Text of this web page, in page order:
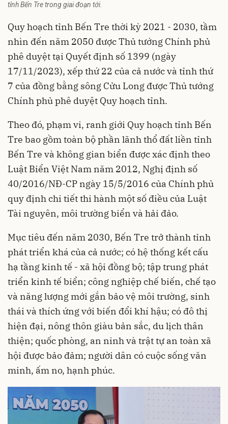
tỉnh Bến Tre trong giai đoạn tới.
Quy hoạch tỉnh Bến Tre thời kỳ 2021 - 2030, tầm
nhìn đến năm 2050 được Thủ tướng Chính phủ
phê duyệt tại Quyết định số 1399 (ngày
17/11/2023), xếp thứ 22 của cả nước và tỉnh thứ
7 của đồng bằng sông Cửu Long được Thủ tướng
Chính phủ phê duyệt Quy hoạch tỉnh.
Theo đó, phạm vi, ranh giới Quy hoạch tỉnh Bến
Tre bao gồm toàn bộ phần lãnh thổ đất liền tỉnh
Bến Tre và không gian biển được xác định theo
Luật Biển Việt Nam năm 2012, Nghị định số
40/2016/NĐ-CP ngày 15/5/2016 của Chính phủ
quy định chi tiết thi hành một số điều của Luật
Tài nguyên, môi trường biển và hải đảo.
Mục tiêu đến năm 2030, Bến Tre trở thành tỉnh
phát triển khá của cả nước; có hệ thống kết cấu
hạ tầng kinh tế - xã hội đồng bộ; tập trung phát
triển kinh tế biển; công nghiệp chế biến, chế tạo
và năng lượng mới gắn bảo vệ môi trường, sinh
thái và thích ứng với biến đổi khí hậu; có đô thị
hiện đại, nông thôn giàu bản sắc, du lịch thân
thiện; quốc phòng, an ninh và trật tự an toàn xã
hội được bảo đảm; người dân có cuộc sống văn
minh, ấm no, hạnh phúc.